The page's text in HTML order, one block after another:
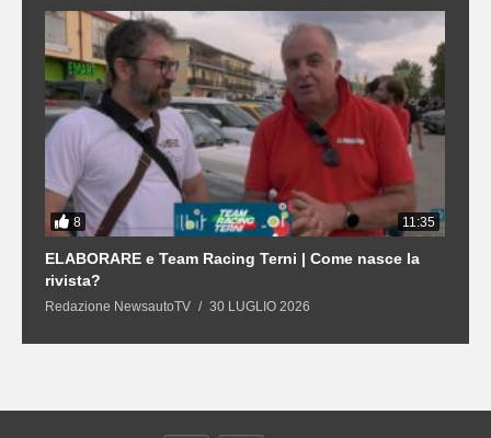
8 11:35
ELABORARE e Team Racing Terni | Come nasce la
rivista?
Redazione NewsautoTV 30 LUGLIO 2026